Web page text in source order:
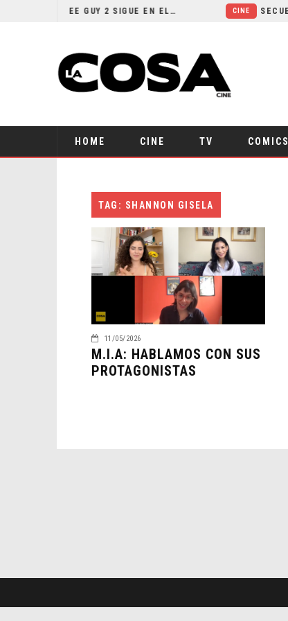
¿POR QUÉ FREE GUY 2 SIGUE EN EL LIMBO?
HOME CINE TV COMICS
TAG: SHANNON GISELA
11/05/2026
M.I.A: HABLAMOS CON SUS
PROTAGONISTAS